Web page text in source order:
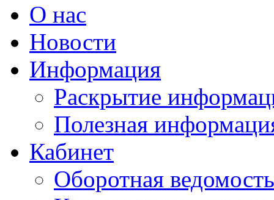
О нас
Новости
Информация
Раскрытие
Полезная
Кабинет
Оборотная ведомость